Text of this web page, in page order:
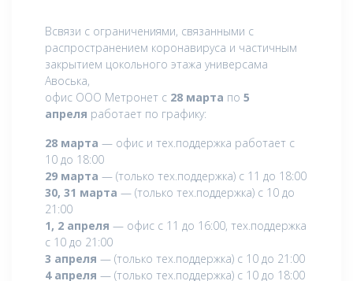
Всвязи с ограничениями, связанными с
распространением коронавируса и частичным
закрытием цокольного этажа универсама
Авоська,
офис ООО Метронет с 28 марта по 5
апреля работает по графику:
28 марта — офис и тех.поддержка работает с
10 до 18:00
29 марта — (только тех.поддержка) с 11 до 18:00
30, 31 марта — (только тех.поддержка) с 10 до
21:00
1, 2 апреля — офис с 11 до 16:00, тех.поддержка
с 10 до 21:00
3 апреля — (только тех.поддержка) с 10 до 21:00
4 апреля — (только тех.поддержка) с 10 до 18:00